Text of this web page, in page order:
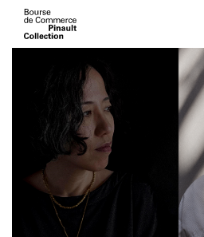
Aller
contenu